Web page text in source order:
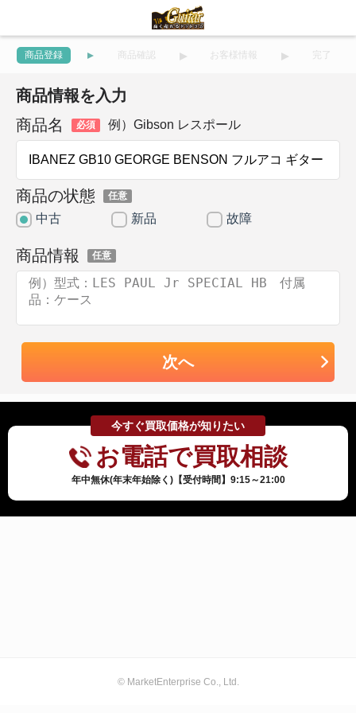
商品登録 商品確認 お客様情報 完了
商品情報を入力
商品名
必須 例）Gibson レスポール
商品の状態 任意
中古 新品 故障
商品情報 任意
次へ
今すぐ買取価格が知りたい
お電話で買取相談
年中無休(年末年始除く)【受付時間】9:15～21:00
© MarketEnterprise Co., Ltd.